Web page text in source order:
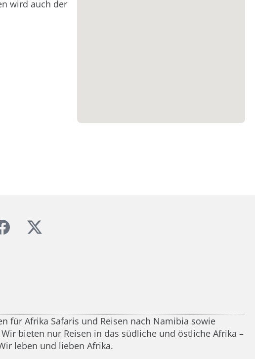
wird auch der
für Afrika Safaris und Reisen nach Namibia sowie
bieten nur Reisen in das südliche und östliche Afrika –
leben und lieben Afrika.